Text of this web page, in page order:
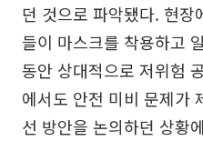
던 것으로 파악됐다. 현
들이 마스크를 착용하고
동안 상대적으로 저위험
에서도 안전 미비 문제가
선 방안을 논의하던 상황